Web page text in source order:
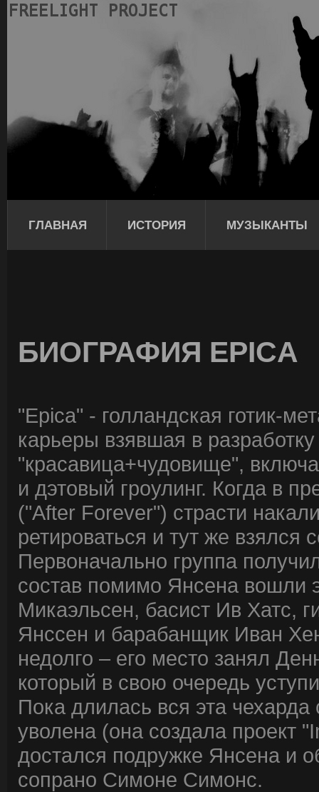
ГЛАВНАЯ ИСТОРИЯ МУЗЫКАНТЫ
БИОГРАФИЯ EPICA
"Epica" - голландская готик-
карьеры взявшая в
"красавица+чудовище",
и дэтовый гроулинг. Когда в
("After Forever") страсти
ретироваться и тут же взялся
Первоначально группа
состав помимо Янсена вошли
Микаэльсен, басист Ив Хатс,
Янссен и барабанщик Иван
недолго – его место занял
который в свою очередь
Пока длилась вся эта
уволена (она создала проект
достался подружке Янсена и
сопрано Симоне Симонс.